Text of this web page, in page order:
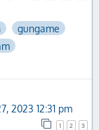
gungame
2023 12:31 pm
1 2 3